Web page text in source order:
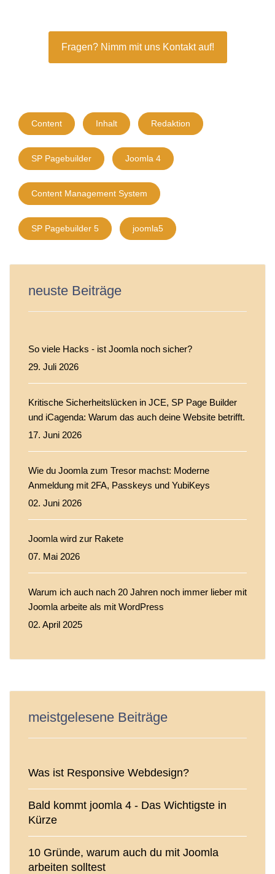
Fragen? Nimm mit uns Kontakt auf!
Content Inhalt Redaktion
SP Pagebuilder Joomla 4
Content Management System
SP Pagebuilder 5 joomla5
neuste Beiträge
So viele Hacks - ist Joomla noch sicher?
29. Juli 2026
Kritische Sicherheitslücken in JCE, SP Page Builder
und iCagenda: Warum das auch deine Website betrifft.
17. Juni 2026
Wie du Joomla zum Tresor machst: Moderne
Anmeldung mit 2FA, Passkeys und YubiKeys
02. Juni 2026
Joomla wird zur Rakete
07. Mai 2026
Warum ich auch nach 20 Jahren noch immer lieber mit
Joomla arbeite als mit WordPress
02. April 2025
meistgelesene Beiträge
Was ist Responsive Webdesign?
Bald kommt joomla 4 - Das Wichtigste in
Kürze
10 Gründe, warum auch du mit Joomla
arbeiten solltest